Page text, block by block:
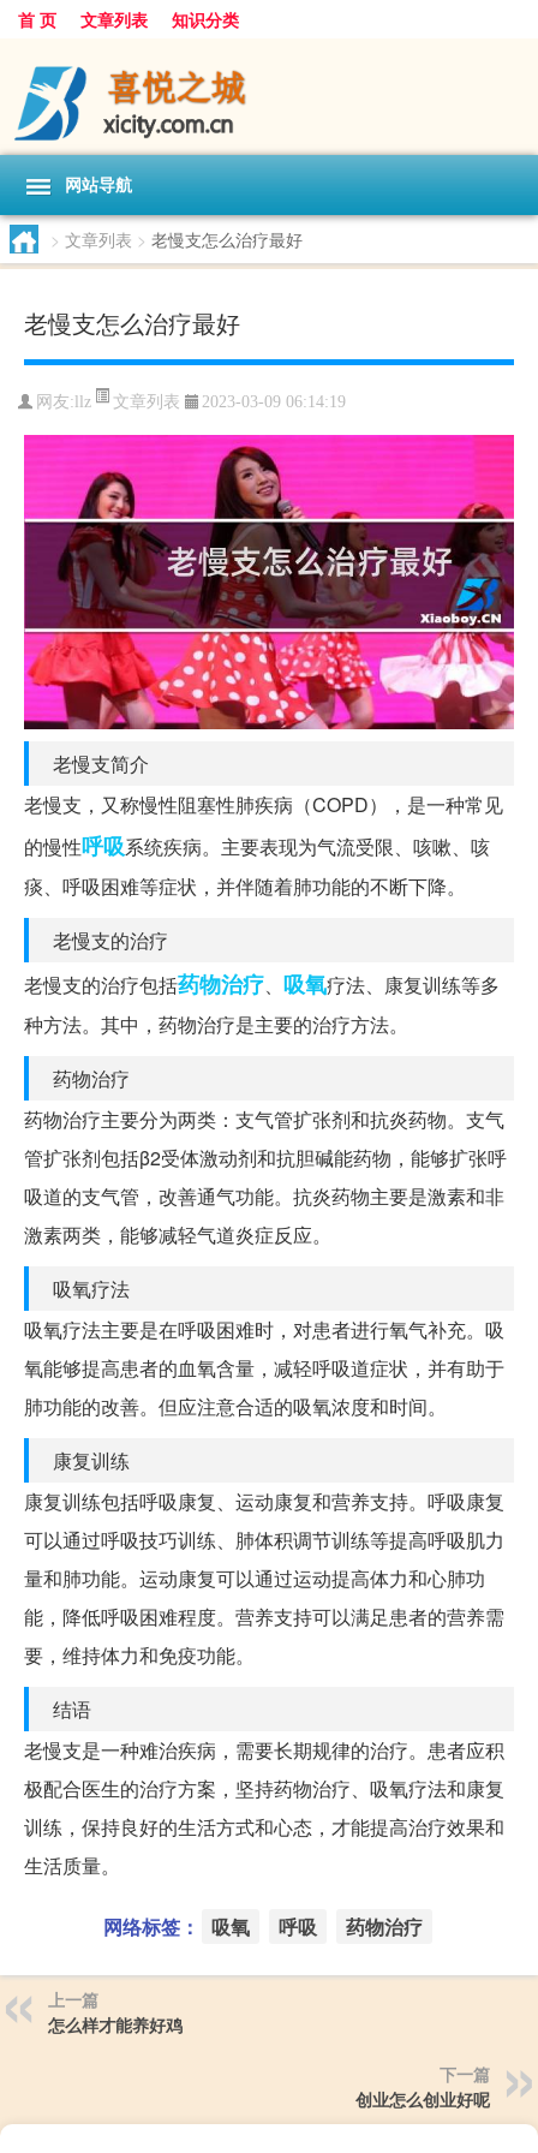
首 页 文章列表 知识分类
网站导航
> 文章列表 > 老慢支怎么治疗最好
老慢支怎么治疗最好
网友: llz 文章列表 2023-03-09 06:14:19
老慢支简介
老慢支，又称慢性阻塞性肺疾病（COPD），是一种常见
的慢性呼吸系统疾病。主要表现为气流受限、咳嗽、咳
痰、呼吸困难等症状，并伴随着肺功能的不断下降。
老慢支的治疗
老慢支的治疗包括药物治疗、 吸氧疗法、康复训练等多
种方法。其中，药物治疗是主要的治疗方法。
药物治疗
药物治疗主要分为两类：支气管扩张剂和抗炎药物。支气
管扩张剂包括β2受体激动剂和抗胆碱能药物，能够扩张呼
吸道的支气管，改善通气功能。抗炎药物主要是激素和非
激素两类，能够减轻气道炎症反应。
吸氧疗法
吸氧疗法主要是在呼吸困难时，对患者进行氧气补充。吸
氧能够提高患者的血氧含量，减轻呼吸道症状，并有助于
肺功能的改善。但应注意合适的吸氧浓度和时间。
康复训练
康复训练包括呼吸康复、运动康复和营养支持。呼吸康复
可以通过呼吸技巧训练、肺体积调节训练等提高呼吸肌力
量和肺功能。运动康复可以通过运动提高体力和心肺功
能，降低呼吸困难程度。营养支持可以满足患者的营养需
要，维持体力和免疫功能。
结语
老慢支是一种难治疾病，需要长期规律的治疗。患者应积
极配合医生的治疗方案，坚持药物治疗、吸氧疗法和康复
训练，保持良好的生活方式和心态，才能提高治疗效果和
生活质量。
网络标签： 吸氧 呼吸 药物治疗
上一篇
怎么样才能养好鸡
下一篇
创业怎么创业好呢